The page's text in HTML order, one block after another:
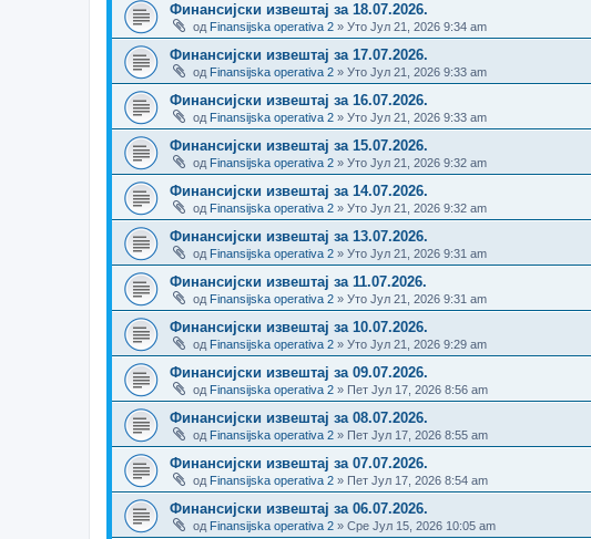
Финансијски извештај за 18.07.2026.
од Finansijska operativa 2 » Уто Јул 21, 2026 9:34 am
Финансијски извештај за 17.07.2026.
од Finansijska operativa 2 » Уто Јул 21, 2026 9:33 am
Финансијски извештај за 16.07.2026.
од Finansijska operativa 2 » Уто Јул 21, 2026 9:33 am
Финансијски извештај за 15.07.2026.
од Finansijska operativa 2 » Уто Јул 21, 2026 9:32 am
Финансијски извештај за 14.07.2026.
од Finansijska operativa 2 » Уто Јул 21, 2026 9:32 am
Финансијски извештај за 13.07.2026.
од Finansijska operativa 2 » Уто Јул 21, 2026 9:31 am
Финансијски извештај за 11.07.2026.
од Finansijska operativa 2 » Уто Јул 21, 2026 9:31 am
Финансијски извештај за 10.07.2026.
од Finansijska operativa 2 » Уто Јул 21, 2026 9:29 am
Финансијски извештај за 09.07.2026.
од Finansijska operativa 2 » Пет Јул 17, 2026 8:56 am
Финансијски извештај за 08.07.2026.
од Finansijska operativa 2 » Пет Јул 17, 2026 8:55 am
Финансијски извештај за 07.07.2026.
од Finansijska operativa 2 » Пет Јул 17, 2026 8:54 am
Финансијски извештај за 06.07.2026.
од Finansijska operativa 2 » Сре Јул 15, 2026 10:05 am